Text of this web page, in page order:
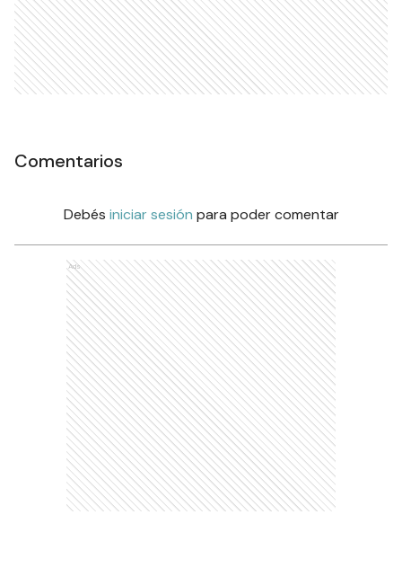
Comentarios
Debés iniciar sesión para poder comentar
Ads